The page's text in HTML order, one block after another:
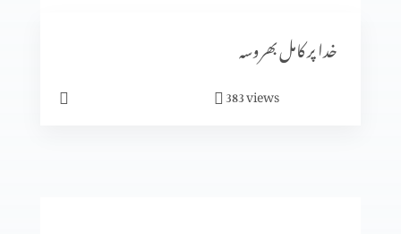
یسوع کی الوہیت کا ظاہر ہونا (حصہ 2)
خدا پر کامل بھروسہ
383views